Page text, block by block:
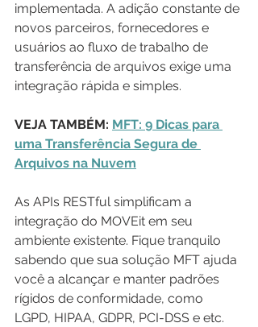
implementada. A adição constante de
novos parceiros, fornecedores e
usuários ao fluxo de trabalho de
transferência de arquivos exige uma
integração rápida e simples.
VEJA TAMBÉM: MFT: 9 Dicas para
uma Transferência Segura de
Arquivos na Nuvem
As APIs RESTful simplificam a
integração do MOVEit em seu
ambiente existente. Fique tranquilo
sabendo que sua solução MFT ajuda
você a alcançar e manter padrões
rígidos de conformidade, como
LGPD, HIPAA, GDPR, PCI-DSS e etc.